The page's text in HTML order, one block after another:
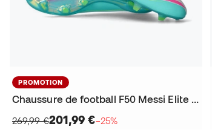
PROMOTION
Chaussure de football F50 Messi Elite FG
269,99 €201,99 €−25%